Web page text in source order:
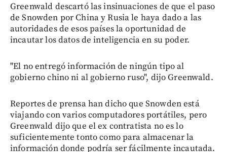
Greenwald descartó las insinuaciones de que el paso
de Snowden por China y Rusia le haya dado a las
autoridades de esos países la oportunidad de
incautar los datos de inteligencia en su poder.
"El no entregó información de ningún tipo al
gobierno chino ni al gobierno ruso", dijo Greenwald.
Reportes de prensa han dicho que Snowden está
viajando con varios computadores portátiles, pero
Greenwald dijo que el ex contratista no es lo
suficientemente tonto como para almacenar la
información donde podría ser fácilmente incautada.